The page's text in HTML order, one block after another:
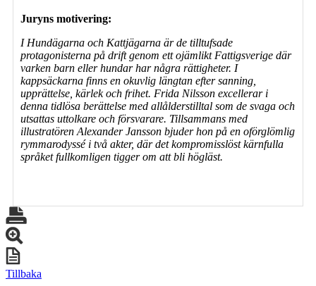
Juryns motivering:
I Hundägarna och Kattjägarna är de tilltufsade
protagonisterna på drift genom ett ojämlikt Fattigsverige där
varken barn eller hundar har några rättigheter. I
kappsäckarna finns en okuvlig längtan efter sanning,
upprättelse, kärlek och frihet. Frida Nilsson excellerar i
denna tidlösa berättelse med allålderstilltal som de svaga och
utsattas uttolkare och försvarare. Tillsammans med
illustratören Alexander Jansson bjuder hon på en oförglömlig
rymmarodyssé i två akter, där det kompromisslöst kärnfulla
språket fullkomligen tigger om att bli högläst.
Tillbaka